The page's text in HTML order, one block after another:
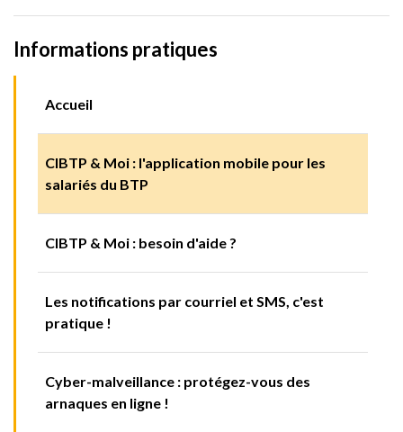
Informations pratiques
Accueil
CIBTP & Moi : l'application mobile pour les
salariés du BTP
CIBTP & Moi : besoin d'aide ?
Les notifications par courriel et SMS, c'est
pratique !
Cyber-malveillance : protégez-vous des
arnaques en ligne !